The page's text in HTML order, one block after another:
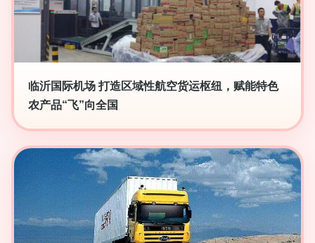
临沂国际机场 打造区域性航空货运枢纽，赋能特色
农产品“飞”向全国